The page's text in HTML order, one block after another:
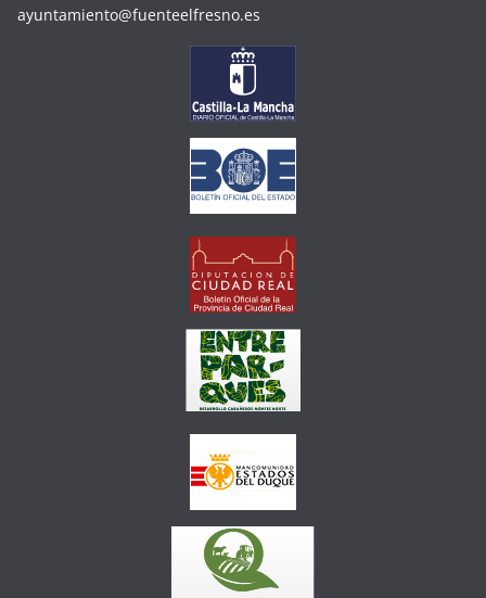
ayuntamiento@fuenteelfresno.es